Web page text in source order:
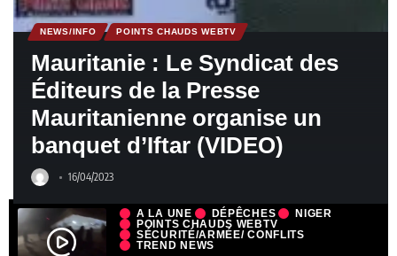
NEWS/INFO POINTS CHAUDS WEBTV
Mauritanie : Le Syndicat des
Éditeurs de la Presse
Mauritanienne organise un
banquet d’Iftar (VIDEO)
16/04/2023
A LA UNE DÉPÊCHES
NIGER
POINTS CHAUDS WEBTV
SÉCURITÉ/ARMÉE/ CONFLITS
TREND NEWS